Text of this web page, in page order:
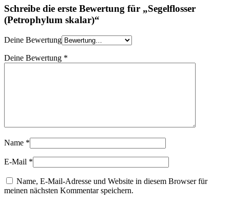
Schreibe die erste Bewertung für „Segelflosser
(Petrophylum skalar)“
Deine Bewertung
Deine Bewertung *
Name *
E-Mail *
Name, E-Mail-Adresse und Website in diesem Browser für
meinen nächsten Kommentar speichern.